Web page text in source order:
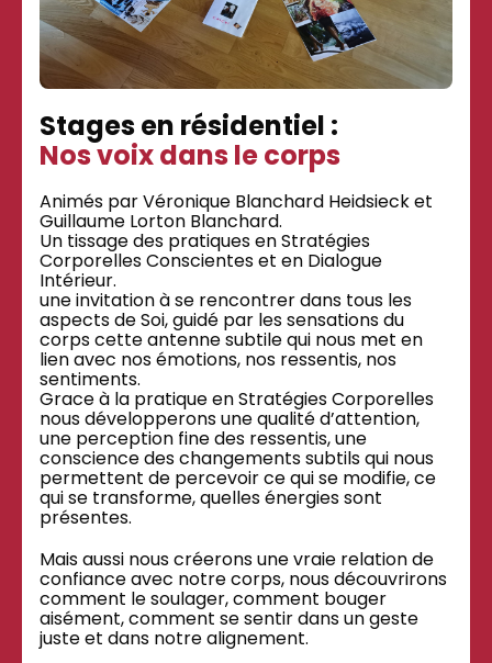
Stages en résidentiel :
Nos voix dans le corps
Animés par Véronique Blanchard Heidsieck et
Guillaume Lorton Blanchard.
Un tissage des pratiques en Stratégies
Corporelles Conscientes et en Dialogue
Intérieur.
une invitation à se rencontrer dans tous les
aspects de Soi, guidé par les sensations du
corps cette antenne subtile qui nous met en
lien avec nos émotions, nos ressentis, nos
sentiments.
Grace à la pratique en Stratégies Corporelles
nous développerons une qualité d’attention,
une perception fine des ressentis, une
conscience des changements subtils qui nous
permettent de percevoir ce qui se modifie, ce
qui se transforme, quelles énergies sont
présentes.
Mais aussi nous créerons une vraie relation de
confiance avec notre corps, nous découvrirons
comment le soulager, comment bouger
aisément, comment se sentir dans un geste
juste et dans notre alignement.